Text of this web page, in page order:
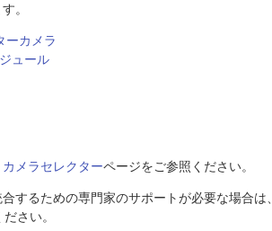
。
ーカメラ
ュール
カメラセレクターページをご参照ください。
するための専門家のサポートが必要な場合は、
さい。